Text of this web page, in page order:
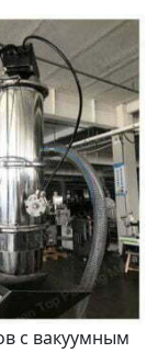
с вакуумным